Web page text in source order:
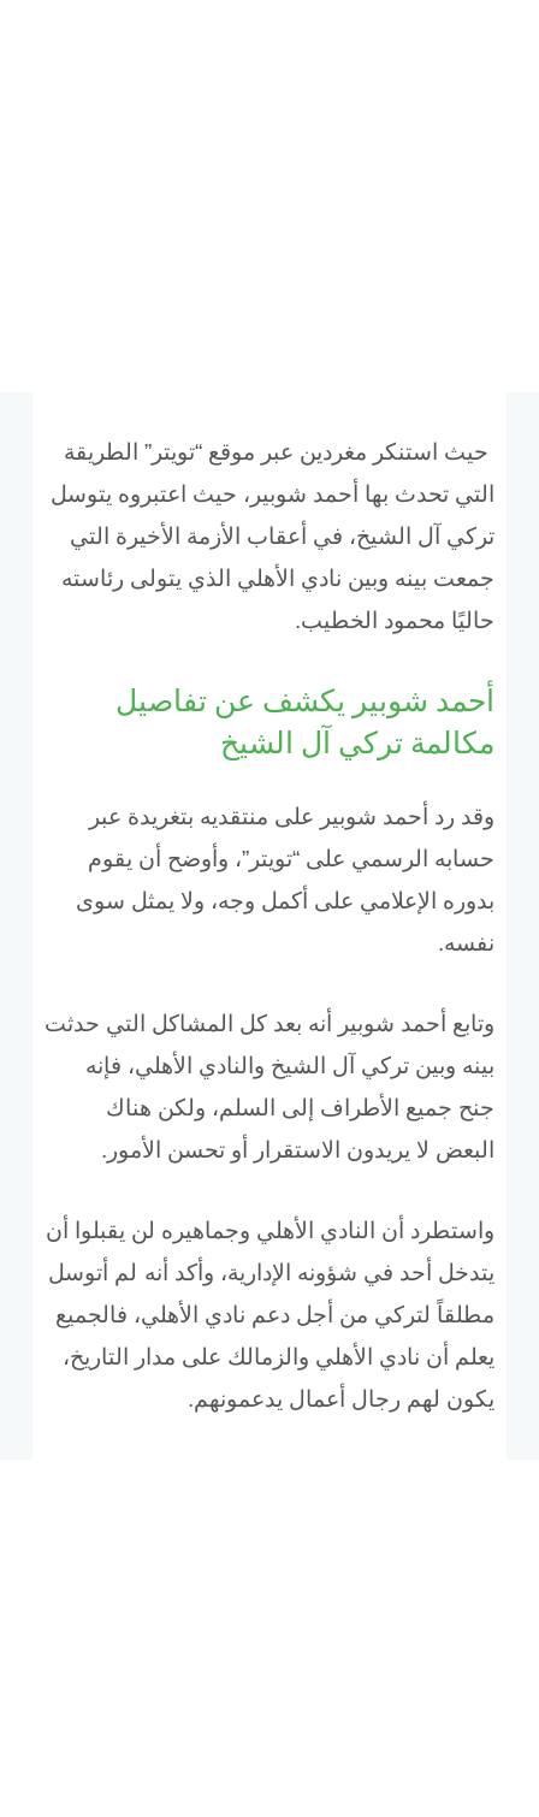
حيث استنكر مغردين عبر موقع “تويتر” الطريقة
التي تحدث بها أحمد شوبير، حيث اعتبروه يتوسل
تركي آل الشيخ، في أعقاب الأزمة الأخيرة التي
جمعت بينه وبين نادي الأهلي الذي يتولى رئاسته
حاليًا محمود الخطيب.
أحمد شوبير يكشف عن تفاصيل
مكالمة تركي آل الشيخ
وقد رد أحمد شوبير على منتقديه بتغريدة عبر
حسابه الرسمي على “تويتر”، وأوضح أن يقوم
بدوره الإعلامي على أكمل وجه، ولا يمثل سوى
نفسه.
وتابع أحمد شوبير أنه بعد كل المشاكل التي حدثت
بينه وبين تركي آل الشيخ والنادي الأهلي، فإنه
جنح جميع الأطراف إلى السلم، ولكن هناك
البعض لا يريدون الاستقرار أو تحسن الأمور .
واستطرد أن النادي الأهلي وجماهيره لن يقبلوا أن
يتدخل أحد في شؤونه الإدارية، وأكد أنه لم أتوسل
مطلقاً لتركي من أجل دعم نادي الأهلي، فالجميع
يعلم أن نادي الأهلي والزمالك على مدار التاريخ،
يكون لهم رجال أعمال يدعمونهم.